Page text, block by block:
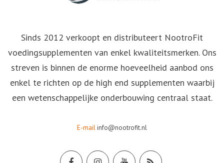
Sinds 2012 verkoopt en distributeert NootroFit
voedingsupplementen van enkel kwaliteitsmerken. Ons
streven is binnen de enorme hoeveelheid aanbod ons
enkel te richten op de high end supplementen waarbij
een wetenschappelijke onderbouwing centraal staat.
E-mailinfo@nootrofit.nl